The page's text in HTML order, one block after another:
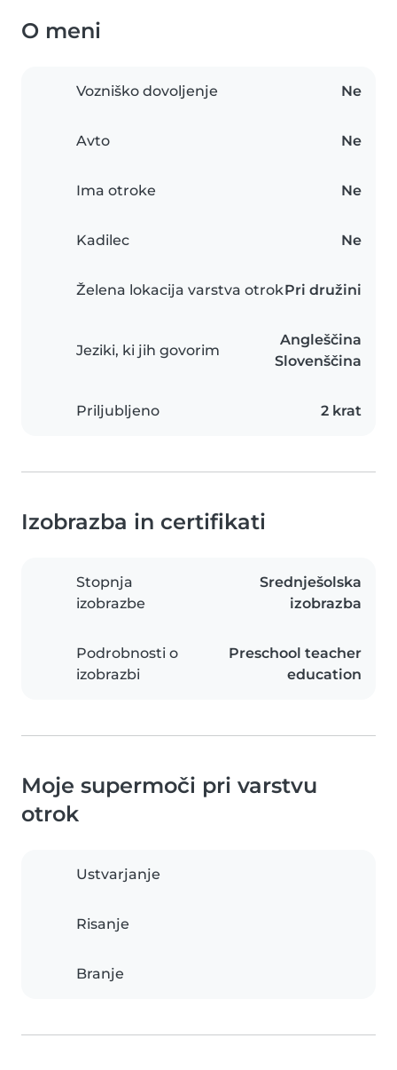
O meni
Vozniško dovoljenje Ne
Avto Ne
Ima otroke Ne
Kadilec Ne
Želena lokacija varstva otrokPri družini
Jeziki, ki jih govorim
Angleščina
Slovenščina
Priljubljeno 2 krat
Izobrazba in certifikati
Stopnja
izobrazbe
Srednješolska
izobrazba
Podrobnosti o
izobrazbi
Preschool teacher
education
Moje supermoči pri varstvu
otrok
Ustvarjanje
Risanje
Branje